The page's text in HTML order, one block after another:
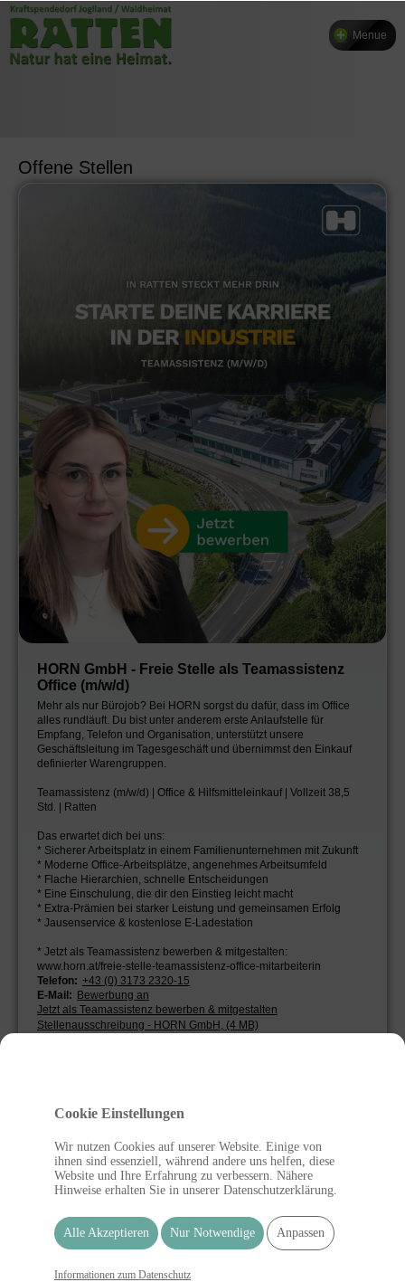
Menue
Offene Stellen
HORN GmbH - Freie Stelle als Teamassistenz
Office (m/w/d)
Mehr als nur Bürojob? Bei HORN sorgst du dafür, dass im Office
alles rundläuft. Du bist unter anderem erste Anlaufstelle für
Empfang, Telefon und Organisation, unterstützt unsere
Geschäftsleitung im Tagesgeschäft und übernimmst den Einkauf
definierter Warengruppen.
Teamassistenz (m/w/d) | Office & Hilfsmitteleinkauf | Vollzeit 38,5
Std. | Ratten
Das erwartet dich bei uns:
* Sicherer Arbeitsplatz in einem Familienunternehmen mit Zukunft
* Moderne Office-Arbeitsplätze, angenehmes Arbeitsumfeld
* Flache Hierarchien, schnelle Entscheidungen
* Eine Einschulung, die dir den Einstieg leicht macht
* Extra-Prämien bei starker Leistung und gemeinsamen Erfolg
* Jausenservice & kostenlose E-Ladestation
* Jetzt als Teamassistenz bewerben & mitgestalten:
www.horn.at/freie-stelle-teamassistenz-office-mitarbeiterin
Telefon: +43 (0) 3173 2320-15
E-Mail: Bewerbung an
Jetzt als Teamassistenz bewerben & mitgestalten
Stellenausschreibung - HORN GmbH, (4 MB)
Cookie Einstellungen
Wir nutzen Cookies auf unserer Website. Einige von
ihnen sind essenziell, während andere uns helfen, diese
Website und Ihre Erfahrung zu verbessern. Nähere
Hinweise erhalten Sie in unserer Datenschutzerklärung.
Alle Akzeptieren Nur Notwendige Anpassen
Informationen zum Datenschutz